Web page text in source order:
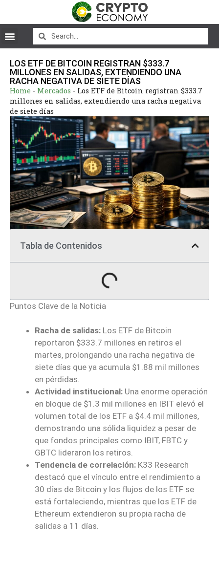
LOS ETF DE BITCOIN REGISTRAN $333.7
MILLONES EN SALIDAS, EXTENDIENDO UNA
RACHA NEGATIVA DE SIETE DÍAS
Home - Mercados - Los ETF de Bitcoin registran $333.7
millones en salidas, extendiendo una racha negativa
de siete días
Tabla de Contenidos
Puntos Clave de la Noticia
Racha de salidas: Los ETF de Bitcoin
reportaron $333.7 millones en retiros el
martes, prolongando una racha negativa de
siete días que ya acumula $1.88 mil millones
en pérdidas.
Actividad institucional: Una enorme operación
en bloque de $1.3 mil millones en IBIT elevó el
volumen total de los ETF a $4.4 mil millones,
demostrando una sólida liquidez a pesar de
que fondos principales como IBIT, FBTC y
GBTC lideraron los retiros.
Tendencia de correlación: K33 Research
destacó que el vínculo entre el rendimiento a
30 días de Bitcoin y los flujos de los ETF se
está fortaleciendo, mientras que los ETF de
Ethereum extendieron su propia racha de
salidas a 11 días.